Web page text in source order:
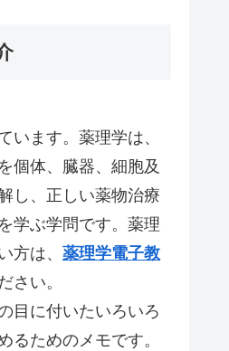
います。薬理学は、
個体、臓器、細胞及
し、正しい薬物治療
学ぶ学問です。薬理
方は、 薬理学電子教
さい。
目に付いたいろいろ
るためのメモです。